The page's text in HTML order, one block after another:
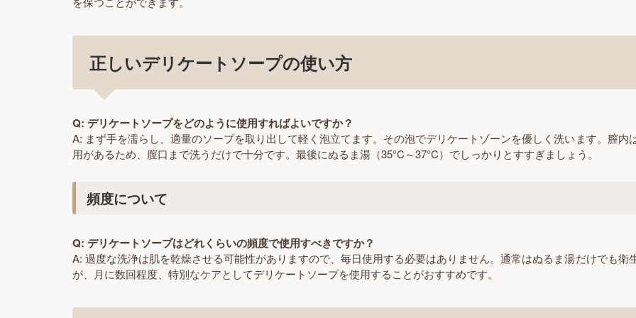
正しいデリケートソープの使い方
Q: デリケートソープをどのように使用すればよいですか？
A: まず手を濡らし、適量のソープを取り出して軽く泡立てます。その泡でデリケートゾーンを優しく洗います。膣内
用があるため、膣口まで洗うだけで十分です。最後にぬるま湯（35°C～37°C）でしっかりとすすぎましょう。
頻度について
Q: デリケートソープはどれくらいの頻度で使用すべきですか？
A: 過度な洗浄は肌を乾燥させる可能性がありますので、毎日使用する必要はありません。通常はぬるま湯だけでも衛
が、月に数回程度、特別なケアとしてデリケートソープを使用することがおすすめです。